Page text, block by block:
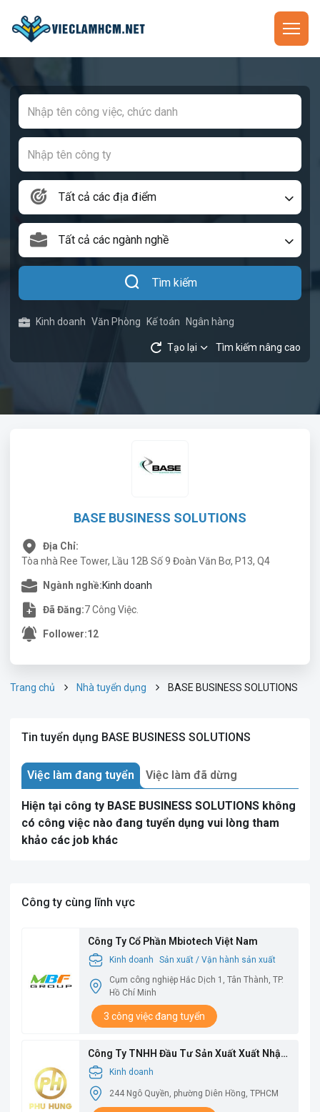
Tất cả các địa điểm
Tất cả các ngành nghề
Tìm kiếm
Kinh doanh Văn Phòng Kế toán Ngân hàng
Tạo lại Tìm kiếm nâng cao
BASE BUSINESS SOLUTIONS
Địa Chỉ:
Tòa nhà Ree Tower, Lầu 12B Số 9 Đoàn Văn Bơ, P13, Q4
Ngành nghề:Kinh doanh
Đã Đăng:7 Công Việc.
Follower:12
Trang chủ Nhà tuyển dụng BASE BUSINESS SOLUTIONS
Tin tuyển dụng BASE BUSINESS SOLUTIONS
Việc làm đang tuyển Việc làm đã dừng
Hiện tại công ty BASE BUSINESS SOLUTIONS không
có công việc nào đang tuyển dụng vui lòng tham
khảo các job khác
Công ty cùng lĩnh vực
Công Ty Cổ Phần Mbiotech Việt Nam
Kinh doanh
Sản xuất / Vận hành sản xuất
Cụm công nghiệp Hắc Dịch 1, Tân Thành, TP.
Hồ Chí Minh
3 công việc đang tuyển
Công Ty TNHH Đầu Tư Sản Xuất Xuất Nhập
Khẩu Phú Hưng
Kinh doanh
244 Ngô Quyền, phường Diên Hồng, TPHCM